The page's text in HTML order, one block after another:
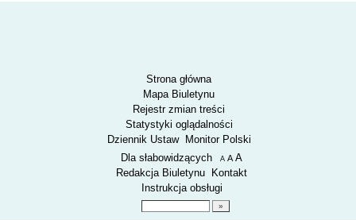
Strona główna
Mapa Biuletynu
Rejestr zmian treści
Statystyki oglądalności
Dziennik Ustaw
Monitor Polski
Menu dodatkowe
Dla słabowidzących A pomniejsz czcionkę
A standardowy rozmiar czcionki
A
Redakcja Biuletynu
Kontakt
Instrukcja obsługi